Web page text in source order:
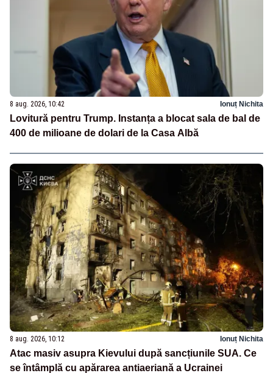
8 aug. 2026, 10:42 Ionuț Nichita
Lovitură pentru Trump. Instanța a blocat sala de bal de
400 de milioane de dolari de la Casa Albă
8 aug. 2026, 10:12 Ionuț Nichita
Atac masiv asupra Kievului după sancțiunile SUA. Ce
se întâmplă cu apărarea antiaeriană a Ucrainei